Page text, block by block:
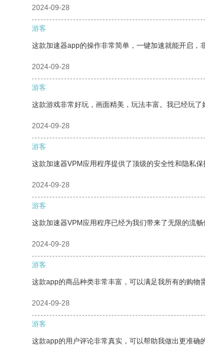
2024-09-28
游客
这款加速器app的操作非常简单，一键加速就能开启，
2024-09-28
游客
这款游戏非常好玩，画面精美，玩法丰富。我已经玩了
2024-09-28
游客
这款加速器VPM应用程序提供了顶级的安全性和隐私保
2024-09-28
游客
这款加速器VPM应用程序已经为我们带来了无限的流畅
2024-09-28
游客
这款app的商品种类非常丰富，可以满足我所有的购物需
2024-09-28
游客
这款app的用户评论非常真实，可以帮助我做出更准确